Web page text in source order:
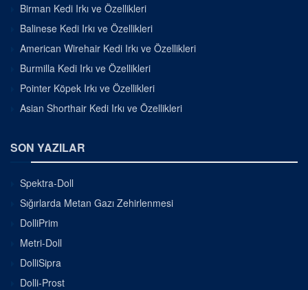
Birman Kedi Irkı ve Özellikleri
Balinese Kedi Irkı ve Özellikleri
American Wirehair Kedi Irkı ve Özellikleri
Burmilla Kedi Irkı ve Özellikleri
Pointer Köpek Irkı ve Özellikleri
Asian Shorthair Kedi Irkı ve Özellikleri
SON YAZILAR
Spektra-Doll
Sığırlarda Metan Gazı Zehirlenmesi
DolliPrim
Metri-Doll
DolliSipra
Dolli-Prost